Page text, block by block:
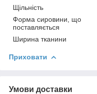
Щільність
Форма сировини, що
поставляється
Ширина тканини
Приховати
Умови доставки